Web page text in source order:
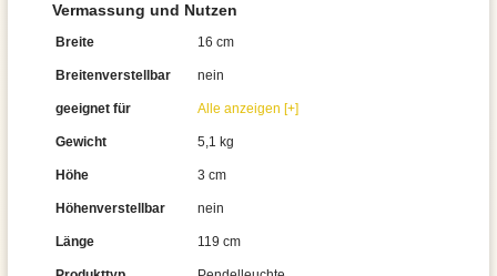
Vermassung und Nutzen
Breite 16 cm
Breitenverstellbar nein
geeignet für Alle anzeigen [+]
Gewicht 5,1 kg
Höhe 3 cm
Höhenverstellbar nein
Länge 119 cm